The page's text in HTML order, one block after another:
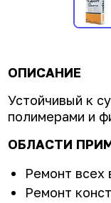
ОПИСАНИЕ
Устойчивый к
полимерами и
ОБЛАСТИ
Ремонт всех
Ремонт